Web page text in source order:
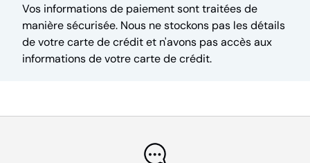
Vos informations de paiement sont traitées de
manière sécurisée. Nous ne stockons pas les détails
de votre carte de crédit et n'avons pas accès aux
informations de votre carte de crédit.